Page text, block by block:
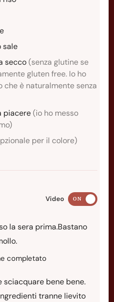
sale
secco(senza glutine se
gluten free. Io ho
che è naturalmente senza
piacere(io ho messo
per il colore)
Video ON
la sera prima.Bastano
completato
sciacquare bene bene.
tranne lievito